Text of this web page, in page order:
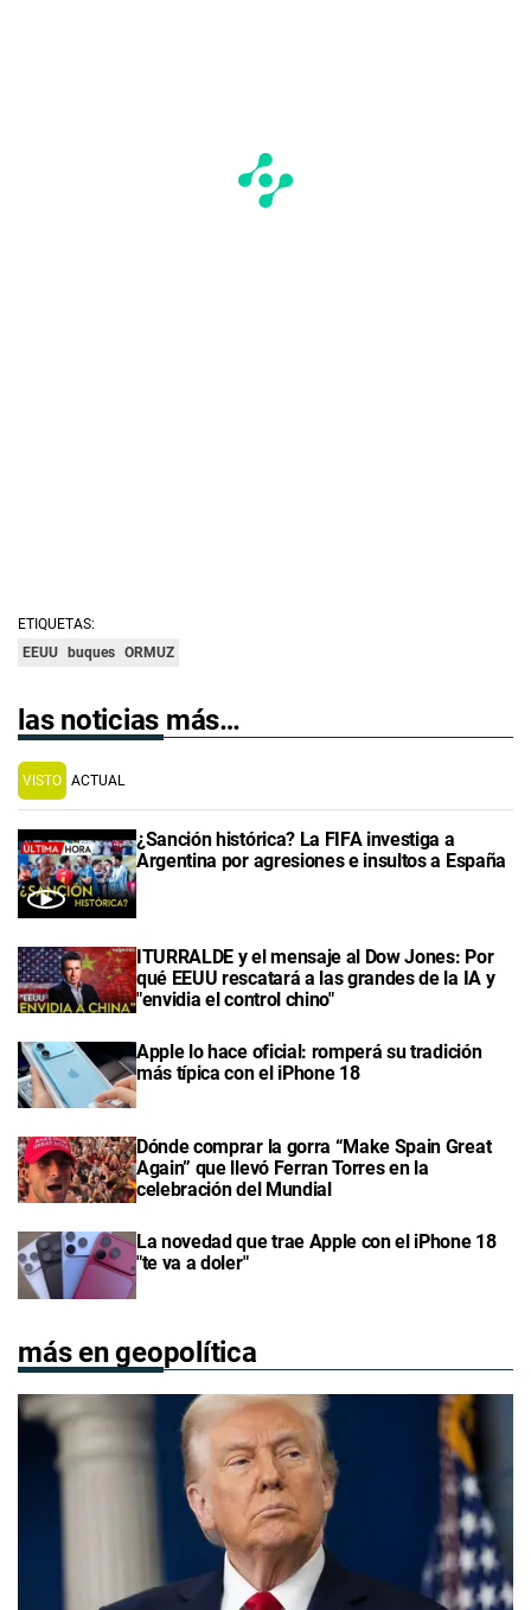
ETIQUETAS:
EEUU buques ORMUZ
las noticias más…
VISTO ACTUAL
¿Sanción histórica? La FIFA investiga a
Argentina por agresiones e insultos a España
ITURRALDE y el mensaje al Dow Jones: Por
qué EEUU rescatará a las grandes de la IA y
"envidia el control chino"
Apple lo hace oficial: romperá su tradición
más típica con el iPhone 18
Dónde comprar la gorra “Make Spain Great
Again” que llevó Ferran Torres en la
celebración del Mundial
La novedad que trae Apple con el iPhone 18
"te va a doler"
más en geopolítica